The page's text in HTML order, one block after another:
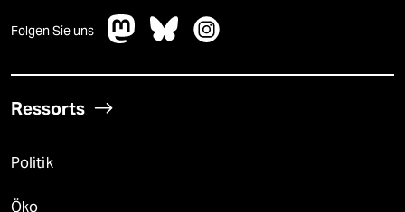
Folgen Sie uns
Ressorts
Politik
Öko